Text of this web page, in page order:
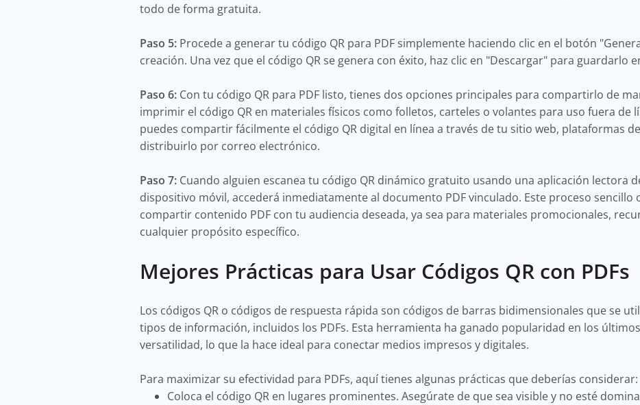
todo de forma gratuita.
Paso 5: Procede a generar tu código QR para PDF simplemente haciendo clic en el botón
creación. Una vez que el código QR se genera con éxito, haz clic en "Descargar" para guardarlo
Paso 6: Con tu código QR para PDF listo, tienes dos opciones principales para compartirlo de
imprimir el código QR en materiales físicos como folletos, carteles o volantes para uso fuera de
puedes compartir fácilmente el código QR digital en línea a través de tu sitio web, plataformas
distribuirlo por correo electrónico.
Paso 7: Cuando alguien escanea tu código QR dinámico gratuito usando una aplicación lectora
dispositivo móvil, accederá inmediatamente al documento PDF vinculado. Este proceso sencillo
compartir contenido PDF con tu audiencia deseada, ya sea para materiales promocionales,
cualquier propósito específico.
Mejores Prácticas para Usar Códigos QR con PDFs
Los códigos QR o códigos de respuesta rápida son códigos de barras bidimensionales que se
tipos de información, incluidos los PDFs. Esta herramienta ha ganado popularidad en los
versatilidad, lo que la hace ideal para conectar medios impresos y digitales.
Para maximizar su efectividad para PDFs, aquí tienes algunas prácticas que deberías considerar:
Coloca el código QR en lugares prominentes. Asegúrate de que sea visible y no esté